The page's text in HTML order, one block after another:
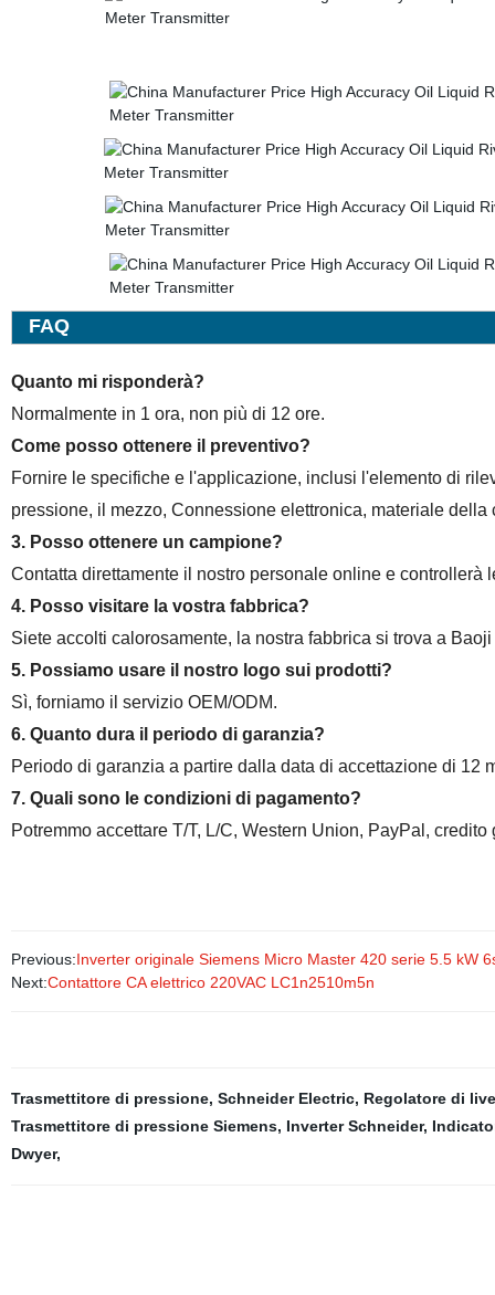
FAQ
Quanto mi risponderà?
Normalmente in 1 ora, non più di 12 ore.
Come posso ottenere il preventivo?
Fornire le specifiche e l'applicazione, inclusi l'elemento di
pressione, il mezzo, Connessione elettronica, materiale
3. Posso ottenere un campione?
Contatta direttamente il nostro personale online e controllerà
4. Posso visitare la vostra fabbrica?
Siete accolti calorosamente, la nostra fabbrica si trova a
5. Possiamo usare il nostro logo sui prodotti?
Sì, forniamo il servizio OEM/ODM.
6. Quanto dura il periodo di garanzia?
Periodo di garanzia a partire dalla data di accettazione di 12
7. Quali sono le condizioni di pagamento?
Potremmo accettare T/T, L/C, Western Union, PayPal, credito
Previous:Inverter originale Siemens Micro Master 420 serie 5.5 kW
Next:Contattore CA elettrico 220VAC LC1n2510m5n
Trasmettitore di pressione, Schneider Electric, Regolatore di
Trasmettitore di pressione Siemens, Inverter Schneider,
Dwyer,